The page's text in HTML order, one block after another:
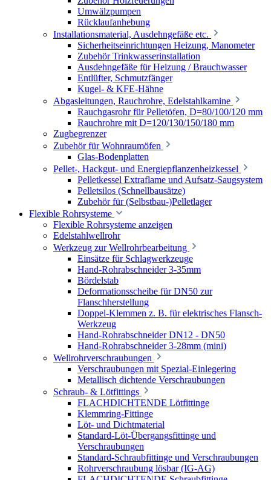
Umwälzpumpen
Rücklaufanhebung
Installationsmaterial, Ausdehngefäße etc.
Sicherheitseinrichtungen Heizung, Manometer
Zubehör Trinkwasserinstallation
Ausdehngefäße für Heizung / Brauchwasser
Entlüfter, Schmutzfänger
Kugel- & KFE-Hähne
Abgasleitungen, Rauchrohre, Edelstahlkamine
Rauchgasrohr für Pelletöfen, D=80/100/120 mm
Rauchrohre mit D=120/130/150/180 mm
Zugbegrenzer
Zubehör für Wohnraumöfen
Glas-Bodenplatten
Pellet-, Hackgut- und Energiepflanzenheizkessel
Pelletkessel Extraflame und Aufsatz-Saugsystem
Pelletsilos (Schnellbausätze)
Zubehör für (Selbstbau-)Pelletlager
Flexible Rohrsysteme
Flexible Rohrsysteme anzeigen
Edelstahlwellrohr
Werkzeug zur Wellrohrbearbeitung
Einsätze für Schlagwerkzeuge
Hand-Rohrabschneider 3-35mm
Bördelstab
Deformationsscheibe für DN50 zur
Flanschherstellung
Doppel-Klemmen z. B. für elektrisches Flansch-
Werkzeug
Hand-Rohrabschneider DN12 - DN50
Hand-Rohrabschneider 3-28mm (mini)
Wellrohrverschraubungen
Verschraubungen mit Spezial-Einlegering
Metallisch dichtende Verschraubungen
Schraub- & Lötfittings
FLACHDICHTENDE Lötfittinge
Klemmring-Fittinge
Löt- und Dichtmaterial
Standard-Löt-Übergangsfittinge und
Verschraubungen
Standard-Schraubfittinge und Verschraubungen
Rohrverschraubung lösbar (IG-AG)